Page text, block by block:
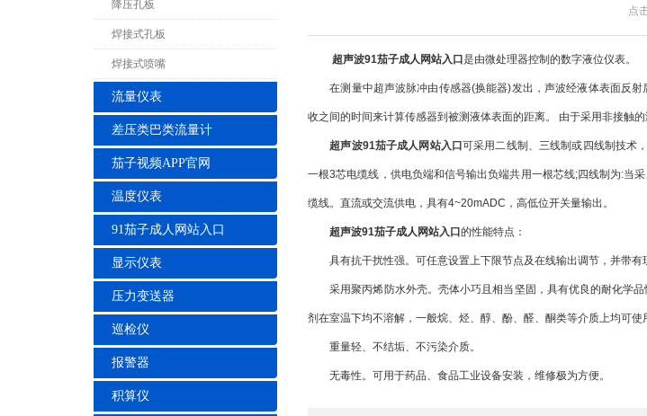
降压孔板
焊接式孔板
焊接式喷嘴
流量仪表
差压类巴类流量计
茄子视频APP官网
温度仪表
91茄子成人网站入口
显示仪表
压力变送器
巡检仪
报警器
积算仪
点
超声波91茄子成人网站入口 是由微处理器控制的数字液位仪表。
在测量中超声波脉冲由传感器(换能器)发出，声波经液体表面反射
收之间的时间来计算传感器到被测液体表面的距离。 由于采用非接触
超声波91茄子成人网站入口可采用二线制、三线制或四线制技术
一根3芯电缆线，供电负端和信号输出负端共用一根芯线;四线制为:当
缆线。直流或交流供电，具有4~20mADC，高低位开关量输出。
超声波91茄子成人网站入口 的性能特点：
具有抗干扰性强。可任意设置上下限节点及在线输出调节，并带有
采用聚丙烯防水外壳。壳体小巧且相当坚固，具有优良的耐化学品
剂在室温下均不溶解，一般烷、烃、醇、酚、醛、酮类等介质上均可使
重量轻、不结垢、不污染介质。
无毒性。可用于药品、食品工业设备安装，维修极为方便。